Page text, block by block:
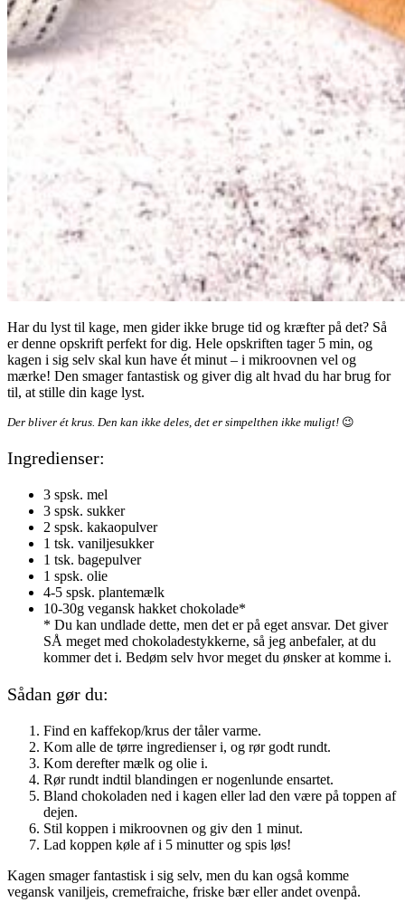
Har du lyst til kage, men gider ikke bruge tid og kræfter på det? Så
er denne opskrift perfekt for dig. Hele opskriften tager 5 min, og
kagen i sig selv skal kun have ét minut – i mikroovnen vel og
mærke! Den smager fantastisk og giver dig alt hvad du har brug for
til, at stille din kage lyst.
Der bliver ét krus. Den kan ikke deles, det er simpelthen ikke muligt! 😉
Ingredienser:
3 spsk. mel
3 spsk. sukker
2 spsk. kakaopulver
1 tsk. vaniljesukker
1 tsk. bagepulver
1 spsk. olie
4-5 spsk. plantemælk
10-30g vegansk hakket chokolade*
* Du kan undlade dette, men det er på eget ansvar. Det giver
SÅ meget med chokoladestykkerne, så jeg anbefaler, at du
kommer det i. Bedøm selv hvor meget du ønsker at komme i.
Sådan gør du:
Find en kaffekop/krus der tåler varme.
Kom alle de tørre ingredienser i, og rør godt rundt.
Kom derefter mælk og olie i.
Rør rundt indtil blandingen er nogenlunde ensartet.
Bland chokoladen ned i kagen eller lad den være på toppen af
dejen.
Stil koppen i mikroovnen og giv den 1 minut.
Lad koppen køle af i 5 minutter og spis løs!
Kagen smager fantastisk i sig selv, men du kan også komme
vegansk vaniljeis, cremefraiche, friske bær eller andet ovenpå.